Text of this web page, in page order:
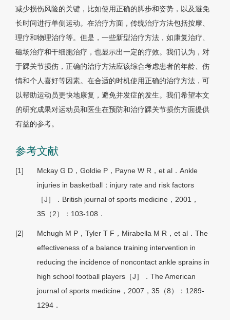
减少损伤风险的关键，比如使用正确的脚步和姿势，以及避免
长时间进行单侧运动。在治疗方面，传统治疗方法包括按摩、
理疗和物理治疗等。但是，一些新型治疗方法，如康复治疗、
磁场治疗和干细胞治疗，也显示出一定的疗效。我们认为，对
于踝关节损伤，正确的治疗方法应该综合考虑患者的年龄、伤
情和个人喜好等因素。在合适的时机使用正确的治疗方法，可
以帮助运动员更快地康复，避免并发症的发生。我们希望本文
的研究成果对运动员和医生在预防和治疗踝关节损伤方面提供
有益的参考。
参考文献
[1]
Mckay G D，Goldie P，Payne W R，et al．Ankle
injuries in basketball：injury rate and risk factors
［J］．British journal of sports medicine，2001，
35（2）：103-108．
[2]
Mchugh M P，Tyler T F，Mirabella M R，et al．The
effectiveness of a balance training intervention in
reducing the incidence of noncontact ankle sprains in
high school football players［J］．The American
journal of sports medicine，2007，35（8）：1289-
1294．